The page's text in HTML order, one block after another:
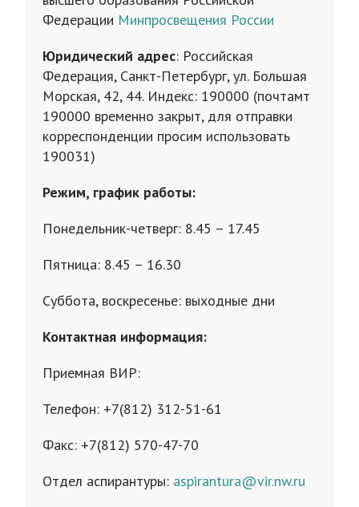
Федерации Минпросвещения России
Юридический адрес: Российская
Федерация, Санкт-Петербург, ул. Большая
Морская, 42, 44. Индекс: 190000 (почтамт
190000 временно закрыт, для отправки
корреспонденции просим использовать
190031)
Режим, график работы:
Понедельник-четверг: 8.45 – 17.45
Пятница: 8.45 – 16.30
Суббота, воскресенье: выходные дни
Контактная информация:
Приемная ВИР:
Телефон: +7(812) 312-51-61
Факс: +7(812) 570-47-70
Отдел аспирантуры: aspirantura@vir.nw.ru